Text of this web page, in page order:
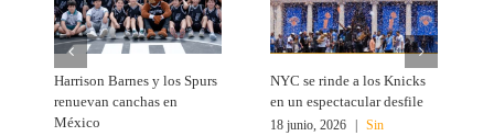
Harrison Barnes y los Spurs
renuevan canchas en
México
NYC se rinde a los Knicks
en un espectacular desfile
18 junio, 2026
Sin